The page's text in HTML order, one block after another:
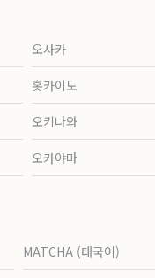
오사카
홋카이도
오키나와
오카야마
MATCHA (태국어)